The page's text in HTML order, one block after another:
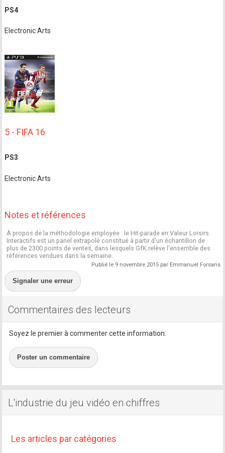
PS4
Electronic Arts
5 - FIFA 16
PS3
Electronic Arts
Notes et références
À propos de la méthodologie employée : le Hit-parade en Valeur Loisirs
Interactifs est un panel extrapolé constitué à partir d'un échantillon de
plus de 2300 points de ventes, dans lesquels GfK relève l'ensemble des
références vendues dans la semaine.
Publié le 9 novembre 2015 par Emmanuel Forsans
Signaler une erreur
Commentaires des lecteurs
Soyez le premier à commenter cette information.
Poster un commentaire
L'industrie du jeu vidéo en chiffres
Les articles par catégories